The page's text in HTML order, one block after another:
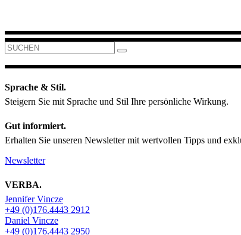
Search
for:
Sprache & Stil.
Steigern Sie mit Sprache und Stil Ihre persönliche Wirkung.
Gut informiert.
Erhalten Sie unseren Newsletter mit wertvollen Tipps und
Newsletter
VERBA.
Jennifer Vincze
+49 (0)176.4443 2912
Daniel Vincze
+49 (0)176.4443 2950